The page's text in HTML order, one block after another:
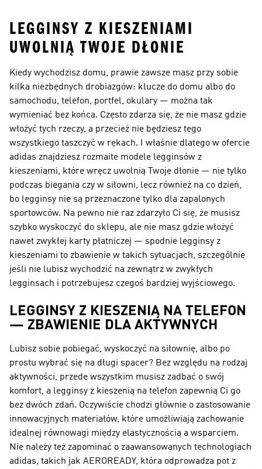
LEGGINSY Z KIESZENIAMI
UWOLNIĄ TWOJE DŁONIE
Kiedy wychodzisz domu, prawie zawsze masz przy sobie
kilka niezbędnych drobiazgów: klucze do domu albo do
samochodu, telefon, portfel, okulary — można tak
wymieniać bez końca. Często zdarza się, że nie masz gdzie
włożyć tych rzeczy, a przecież nie będziesz tego
wszystkiego taszczyć w rękach. I właśnie dlatego w ofercie
adidas znajdziesz rozmaite modele legginsów z
kieszeniami, które wręcz uwolnią Twoje dłonie — nie tylko
podczas biegania czy w siłowni, lecz również na co dzień,
bo legginsy nie są przeznaczone tylko dla zapalonych
sportowców. Na pewno nie raz zdarzyło Ci się, że musisz
szybko wyskoczyć do sklepu, ale nie masz gdzie włożyć
nawet zwykłej karty płatniczej — spodnie legginsy z
kieszeniami to zbawienie w takich sytuacjach, szczególnie
jeśli nie lubisz wychodzić na zewnątrz w zwykłych
legginsach i potrzebujesz czegoś bardziej wyjściowego.
LEGGINSY Z KIESZENIĄ NA TELEFON
— ZBAWIENIE DLA AKTYWNYCH
Lubisz sobie pobiegać, wyskoczyć na siłownię, albo po
prostu wybrać się na długi spacer? Bez względu na rodzaj
aktywności, przede wszystkim musisz zadbać o swój
komfort, a legginsy z kieszenią na telefon zapewnią Ci go
bez dwóch zdań. Oczywiście chodzi głównie o zastosowanie
innowacyjnych materiałów, które umożliwiają zachowanie
idealnej równowagi między elastycznością a wsparciem.
Nie należy też zapominać o zaawansowanych technologiach
adidas, takich jak AEROREADY, która odprowadza pot z